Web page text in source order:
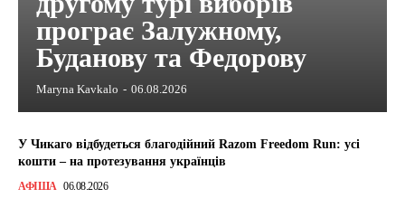
програє Залужному,
Буданову та Федорову
Maryna Kavkalo - 06.08.2026
У Чикаго відбудеться благодійний Razom Freedom Run: усі
кошти – на протезування українців
АФІША 06.08.2026